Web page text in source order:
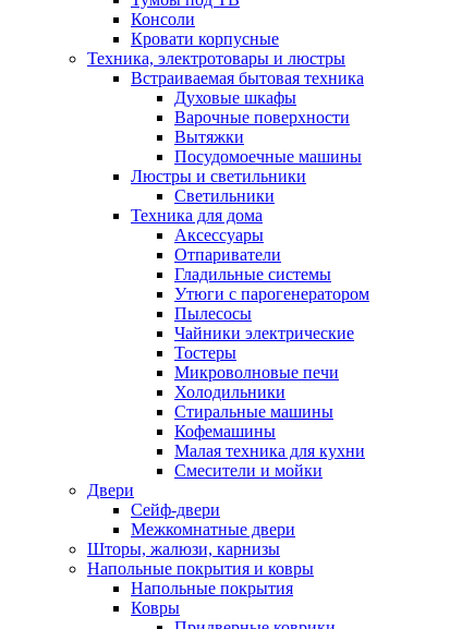
Консоли
Кровати корпусные
Техника, электротовары и люстры
Встраиваемая бытовая техника
Духовые шкафы
Варочные поверхности
Вытяжки
Посудомоечные машины
Люстры и светильники
Светильники
Техника для дома
Аксессуары
Отпариватели
Гладильные системы
Утюги с парогенератором
Пылесосы
Чайники электрические
Тостеры
Микроволновые печи
Холодильники
Стиральные машины
Кофемашины
Малая техника для кухни
Смесители и мойки
Двери
Сейф-двери
Межкомнатные двери
Шторы, жалюзи, карнизы
Напольные покрытия и ковры
Напольные покрытия
Ковры